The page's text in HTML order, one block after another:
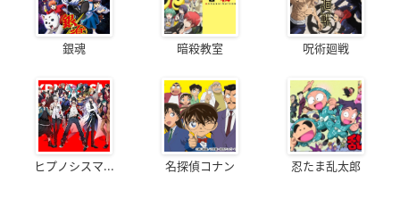
銀魂 暗殺教室 呪術廻戦
ヒプノシスマ... 名探偵コナン 忍たま乱太郎